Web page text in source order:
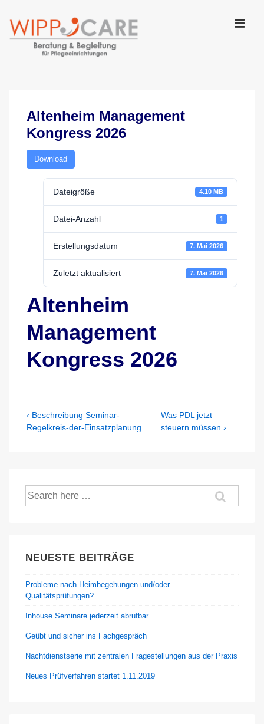
Zum
Inhalt
Altenheim Management
Kongress 2026
Download
Dateigröße 4.10 MB
Datei-Anzahl 1
Erstellungsdatum 7. Mai 2026
Zuletzt aktualisiert 7. Mai 2026
Altenheim
Management
Kongress 2026
Beitragsnavigation
Previous
Post
‹ Beschreibung Seminar-
Regelkreis-der-Einsatzplanung
Next
Post
Was PDL jetzt
steuern müssen ›
Suche
nach:
NEUESTE BEITRÄGE
Probleme nach Heimbegehungen und/oder
Qualitätsprüfungen?
Inhouse Seminare jederzeit abrufbar
Geübt und sicher ins Fachgespräch
Nachtdienstserie mit zentralen Fragestellungen aus der Praxis
Neues Prüfverfahren startet 1.11.2019